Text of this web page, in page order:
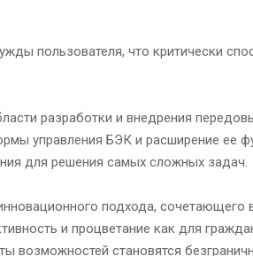
пользователя, что критически
разработки и внедрения
управления БЭК и расширение ее
для решения самых сложных задач.
подхода, сочетающего
и процветание как для
возможностей становятся